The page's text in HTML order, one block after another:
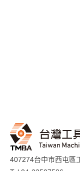
407274台中市西屯區